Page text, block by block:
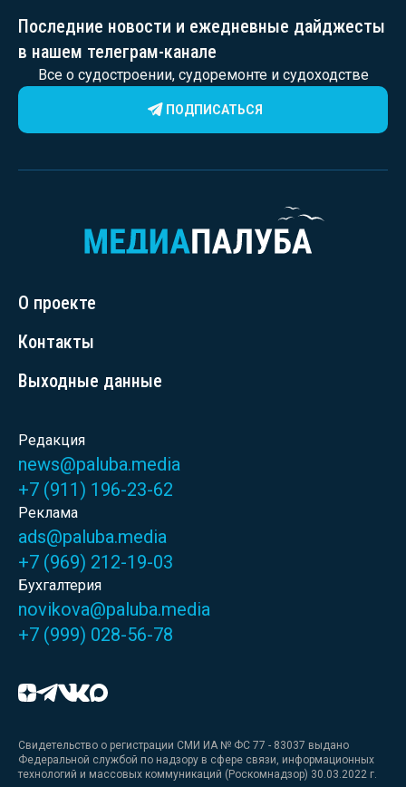
Последние новости и ежедневные дайджесты
в нашем телеграм-канале
Все о судостроении, судоремонте и судоходстве
ПОДПИСАТЬСЯ
О проекте
Контакты
Выходные данные
Редакция
news@paluba.media
+7 (911) 196-23-62
Реклама
ads@paluba.media
+7 (969) 212-19-03
Бухгалтерия
novikova@paluba.media
+7 (999) 028-56-78
Свидетельство о регистрации СМИ ИА № ФС 77 - 83037 выдано
Федеральной службой по надзору в сфере связи, информационных
технологий и массовых коммуникаций (Роскомнадзор) 30.03.2022 г.